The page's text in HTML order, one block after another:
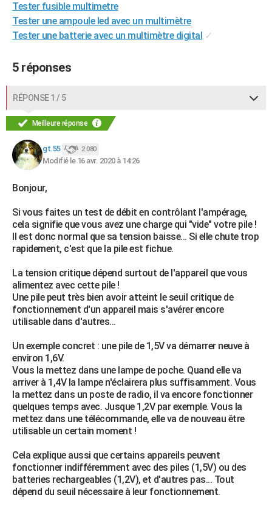
Bricolage
Lifestyle
Culture
Sport
Auto
Television
Voyage
Cinema
Tester fusible multimetre
Tester une ampoule led avec un multimètre
Tester une batterie avec un multimètre digital ✓
5 réponses
RÉPONSE 1 / 5
Meilleure réponse
gt.55 2 080
Modifié le 16 avr. 2020 à 14:26
Bonjour,
Si vous faites un test de débit en contrôlant l'ampérage,
cela signifie que vous avez une charge qui "vide" votre pile !
Il est donc normal que sa tension baisse... Si elle chute trop
rapidement, c'est que la pile est fichue.
La tension critique dépend surtout de l'appareil que vous
alimentez avec cette pile !
Une pile peut très bien avoir atteint le seuil critique de
fonctionnement d'un appareil mais s'avérer encore
utilisable dans d'autres...
Un exemple concret : une pile de 1,5V va démarrer neuve à
environ 1,6V.
Vous la mettez dans une lampe de poche. Quand elle va
arriver à 1,4V la lampe n'éclairera plus suffisamment. Vous
la mettez dans un poste de radio, il va encore fonctionner
quelques temps avec. Jusque 1,2V par exemple. Vous la
mettez dans une télécommande, elle va de nouveau être
utilisable un certain moment !
Cela explique aussi que certains appareils peuvent
fonctionner indifféremment avec des piles (1,5V) ou des
batteries rechargeables (1,2V), et d'autres pas... Tout
dépend du seuil nécessaire à leur fonctionnement.